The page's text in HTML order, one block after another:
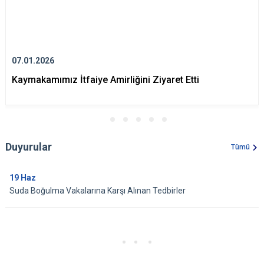
07.01.2026
Kaymakamımız İtfaiye Amirliğini Ziyaret Etti
Duyurular Tümü
19 Haz
Suda Boğulma Vakalarına Karşı Alınan Tedbirler